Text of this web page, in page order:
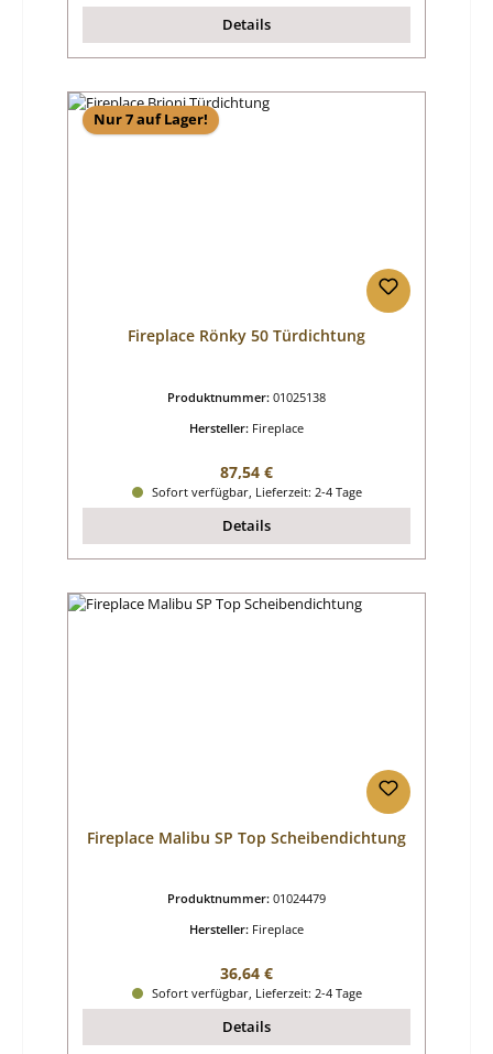
Details
Nur 7 auf Lager!
Fireplace Rönky 50 Türdichtung
Produktnummer: 01025138
Hersteller: Fireplace
Regulärer Preis:
87,54 €
Sofort verfügbar, Lieferzeit: 2-4 Tage
Details
Fireplace Malibu SP Top Scheibendichtung
Produktnummer: 01024479
Hersteller: Fireplace
Regulärer Preis:
36,64 €
Sofort verfügbar, Lieferzeit: 2-4 Tage
Details